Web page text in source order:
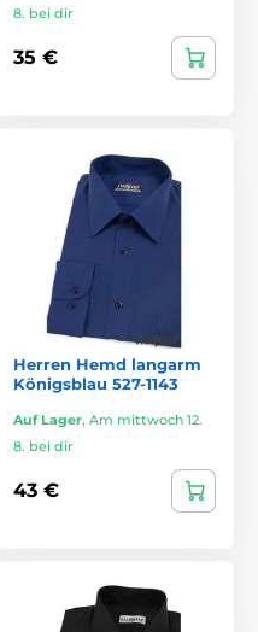
8. bei dir
35 €
Herren Hemd langarm
Königsblau 527-1143
Auf Lager, Am mittwoch 12.
8. bei dir
43 €